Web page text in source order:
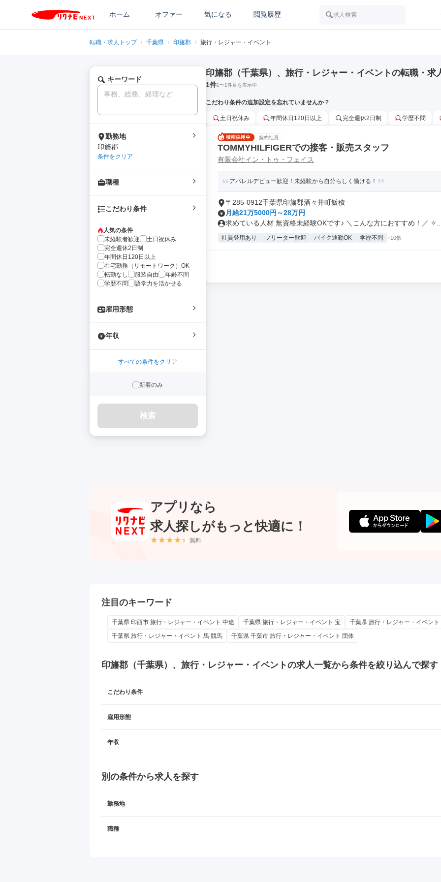
ホーム オファー 気になる 閲覧履歴 求人検索
転職・求人トップ / 千葉県 / 印旛郡 / 旅行・レジャー・イベント
キーワード
勤務地
印旛郡
条件をクリア
職種
こだわり条件
人気の条件
未経験者歓迎
土日祝休み
完全週休2日制
年間休日120日以上
在宅勤務（リモートワーク）OK
転勤なし
服装自由
年齢不問
学歴不問
語学力を活かせる
雇用形態
年収
すべての条件をクリア
新着のみ
検索
印旛郡（千葉県）、旅行・レジャー・イベントの転職・求
1件1〜1件目を表示中
こだわり条件の追加設定を忘れていませんか？
土日祝休み 年間休日120日以上 完全週休2日制 学歴不問
契約社員
TOMMYHILFIGERでの接客・販売スタッフ
有限会社イン・トゥ・フェイス
アパレルデビュー歓迎！未経験から自分らしく働ける！
〒285-0912千葉県印旛郡酒々井町飯積
月給21万5000円～28万円
求めている人材 無資格未経験OKです♪ ＼こんな方におすすめ！／
社員登用あり フリーター歓迎 バイク通勤OK 学歴不問 +10個
アプリなら
求人探しがもっと快適に！
無料
注目のキーワード
千葉県 印西市 旅行・レジャー・イベント 中途 千葉県 旅行・レジャー・イベント 宝
千葉県 旅行・レジャー・イベント
千葉県 旅行・レジャー・イベント 馬 競馬
千葉県 千葉市 旅行・レジャー・イベント 団体
印旛郡（千葉県）、旅行・レジャー・イベントの求人一覧から条件を絞り込んで探す
こだわり条件
雇用形態
年収
別の条件から求人を探す
勤務地
職種